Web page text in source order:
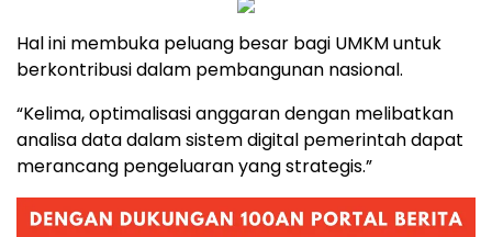
Hal ini membuka peluang besar bagi UMKM untuk
berkontribusi dalam pembangunan nasional.
“Kelima, optimalisasi anggaran dengan melibatkan
analisa data dalam sistem digital pemerintah dapat
merancang pengeluaran yang strategis.”